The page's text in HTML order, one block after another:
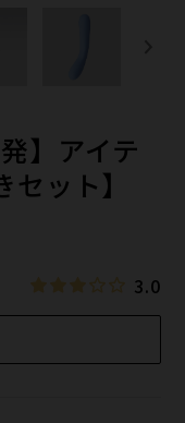
】アイテ
ット】
3.0